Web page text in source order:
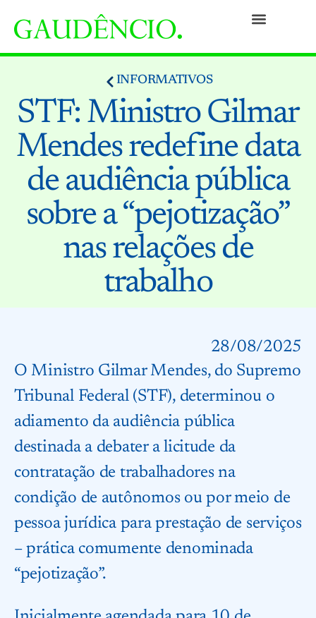
INFORMATIVOS
STF: Ministro Gilmar
Mendes redefine data
de audiência pública
sobre a “pejotização”
nas relações de
trabalho
28/08/2025
O Ministro Gilmar Mendes, do Supremo
Tribunal Federal (STF), determinou o
adiamento da audiência pública
destinada a debater a licitude da
contratação de trabalhadores na
condição de autônomos ou por meio de
pessoa jurídica para prestação de serviços
– prática comumente denominada
“pejotização”.